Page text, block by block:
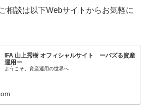
相談は以下Webサイトからお気軽に
IFA 山上秀樹 オフィシャルサイト ーバズる資産
運用ー
ようこそ、資産運用の世界へ